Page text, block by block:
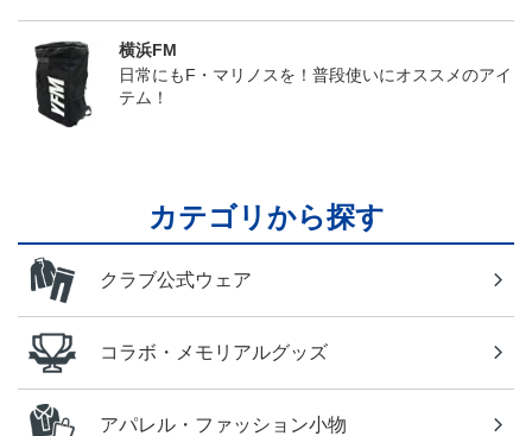
横浜FM
日常にもF・マリノスを！普段使いにオススメのアイ
テム！
カテゴリから探す
クラブ公式ウェア
コラボ・メモリアルグッズ
アパレル・ファッション小物